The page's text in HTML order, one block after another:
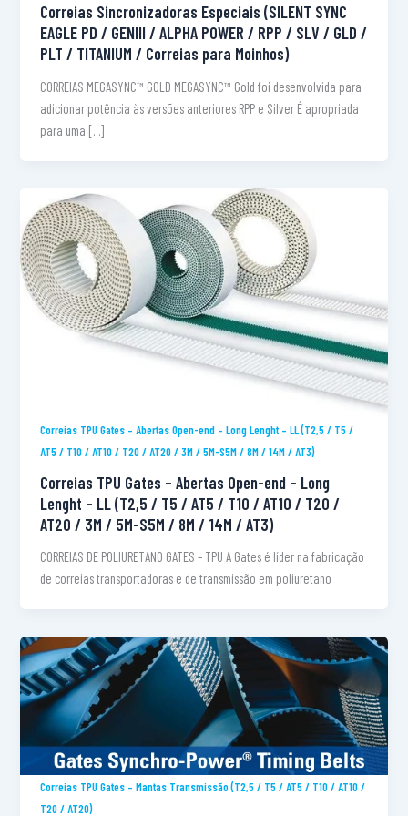
Correias Sincronizadoras Especiais (SILENT SYNC
EAGLE PD / GENIII / ALPHA POWER / RPP / SLV / GLD /
PLT / TITANIUM / Correias para Moinhos)
CORREIAS MEGASYNC™ GOLD MEGASYNC™ Gold foi desenvolvida para
adicionar potência às versões anteriores RPP e Silver É apropriada
para uma […]
Correias TPU Gates – Abertas Open-end – Long Lenght – LL (T2,5 / T5 /
AT5 / T10 / AT10 / T20 / AT20 / 3M / 5M-S5M / 8M / 14M / AT3)
Correias TPU Gates – Abertas Open-end – Long
Lenght – LL (T2,5 / T5 / AT5 / T10 / AT10 / T20 /
AT20 / 3M / 5M-S5M / 8M / 14M / AT3)
CORREIAS DE POLIURETANO GATES – TPU A Gates é líder na fabricação
de correias transportadoras e de transmissão em poliuretano
Correias TPU Gates – Mantas Transmissão (T2,5 / T5 / AT5 / T10 / AT10 /
T20 / AT20)